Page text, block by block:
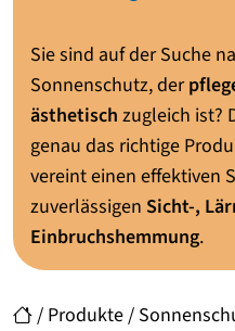
/ Produkte/
Sie sind auf der Suche
Sonnenschutz, der
ästhetisch zugleich ist?
genau das richtige
vereint einen effektiven
zuverlässigen Sicht-,
Einbruchshemmung.